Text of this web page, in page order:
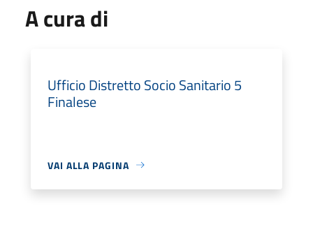
A cura di
Ufficio Distretto Socio Sanitario 5
Finalese
VAI ALLA PAGINA